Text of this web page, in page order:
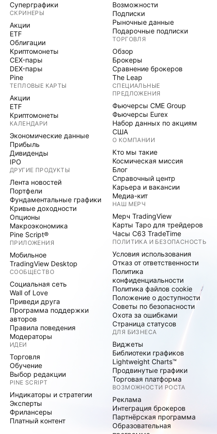
Суперграфики
СКРИНЕРЫ
Акции
ETF
Облигации
Криптомонеты
CEX-пары
DEX-пары
Pine
ТЕПЛОВЫЕ КАРТЫ
Акции
ETF
Криптомонеты
КАЛЕНДАРИ
Экономические данные
Прибыль
Дивиденды
IPO
ДРУГИЕ ПРОДУКТЫ
Лента новостей
Портфели
Фундаментальные графики
Кривые доходности
Опционы
Макроэкономика
Pine Script®
ПРИЛОЖЕНИЯ
Мобильное
TradingView Desktop
СООБЩЕСТВО
Социальная сеть
Wall of Love
Приведи друга
Программа поддержки
авторов
Правила поведения
Модераторы
ИДЕИ
Торговля
Обучение
Выбор редакции
PINE SCRIPT
Индикаторы и стратегии
Эксперты
Фрилансеры
Платный контент
Возможности
Подписки
Рыночные данные
Подарочные подписки
ТОРГОВЛЯ
Обзор
Брокеры
Сравнение брокеров
The Leap
СПЕЦИАЛЬНЫЕ
ПРЕДЛОЖЕНИЯ
Фьючерсы CME Group
Фьючерсы Eurex
Набор данных по акциям
США
О КОМПАНИИ
Кто мы такие
Космическая миссия
Блог
Справочный центр
Карьера и вакансии
Медиа-кит
НАШ МЕРЧ
Мерч TradingView
Карты Таро для трейдеров
Часы C63 TradeTime
ПОЛИТИКА И БЕЗОПАСНОСТЬ
Условия использования
Отказ от ответственности
Политика
конфиденциальности
Политика файлов cookie
Положение о доступности
Советы по безопасности
Охота за ошибками
Страница статусов
ДЛЯ БИЗНЕСА
Виджеты
Библиотеки графиков
Lightweight Charts™
Продвинутые графики
Торговая платформа
ВОЗМОЖНОСТИ РОСТА
Реклама
Интеграция брокеров
Партнёрская программа
Образовательная